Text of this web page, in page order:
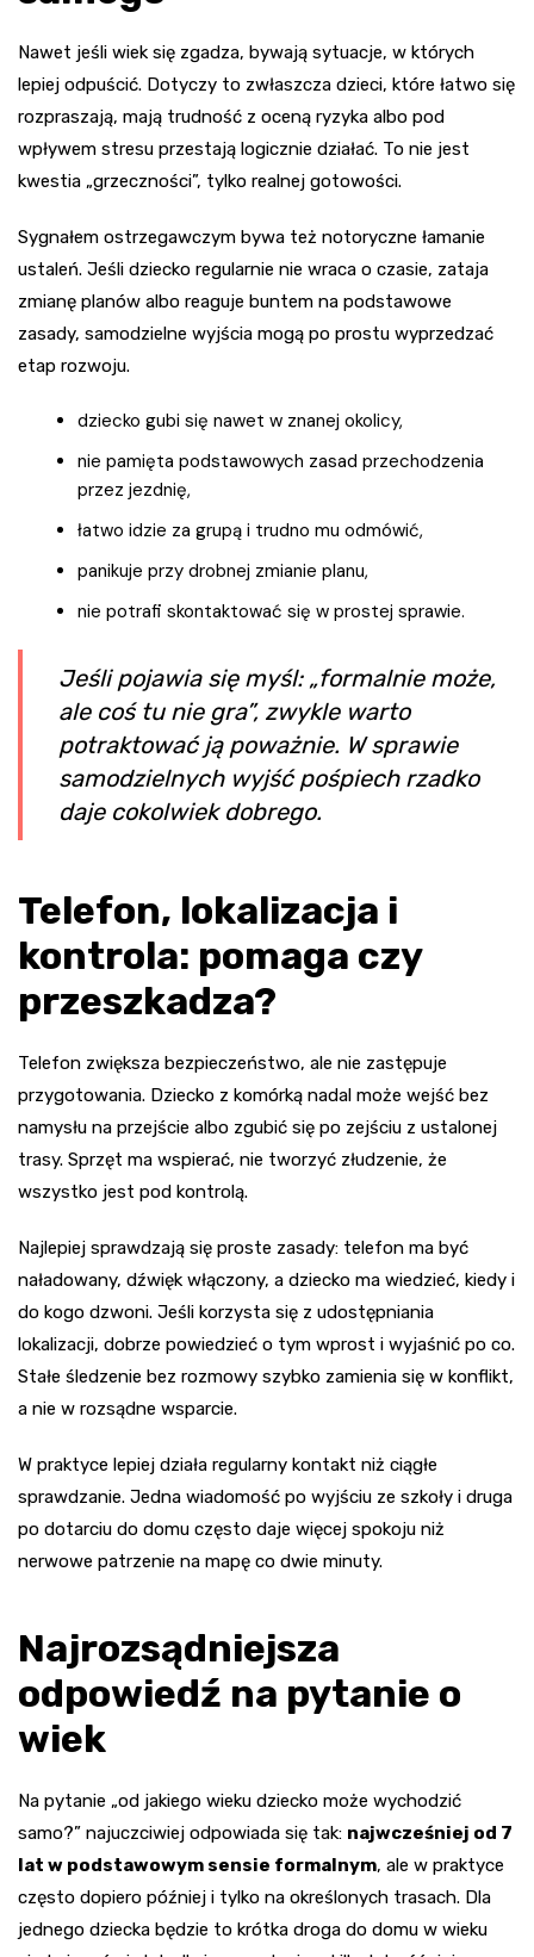
Nawet jeśli wiek się zgadza, bywają sytuacje, w których
lepiej odpuścić. Dotyczy to zwłaszcza dzieci, które łatwo się
rozpraszają, mają trudność z oceną ryzyka albo pod
wpływem stresu przestają logicznie działać. To nie jest
kwestia „grzeczności”, tylko realnej gotowości.
Sygnałem ostrzegawczym bywa też notoryczne łamanie
ustaleń. Jeśli dziecko regularnie nie wraca o czasie, zataja
zmianę planów albo reaguje buntem na podstawowe
zasady, samodzielne wyjścia mogą po prostu wyprzedzać
etap rozwoju.
dziecko gubi się nawet w znanej okolicy,
nie pamięta podstawowych zasad przechodzenia
przez jezdnię,
łatwo idzie za grupą i trudno mu odmówić,
panikuje przy drobnej zmianie planu,
nie potrafi skontaktować się w prostej sprawie.
Jeśli pojawia się myśl: „formalnie może,
ale coś tu nie gra”, zwykle warto
potraktować ją poważnie. W sprawie
samodzielnych wyjść pośpiech rzadko
daje cokolwiek dobrego.
Telefon, lokalizacja i
kontrola: pomaga czy
przeszkadza?
Telefon zwiększa bezpieczeństwo, ale nie zastępuje
przygotowania. Dziecko z komórką nadal może wejść bez
namysłu na przejście albo zgubić się po zejściu z ustalonej
trasy. Sprzęt ma wspierać, nie tworzyć złudzenie, że
wszystko jest pod kontrolą.
Najlepiej sprawdzają się proste zasady: telefon ma być
naładowany, dźwięk włączony, a dziecko ma wiedzieć, kiedy i
do kogo dzwoni. Jeśli korzysta się z udostępniania
lokalizacji, dobrze powiedzieć o tym wprost i wyjaśnić po co.
Stałe śledzenie bez rozmowy szybko zamienia się w konflikt,
a nie w rozsądne wsparcie.
W praktyce lepiej działa regularny kontakt niż ciągłe
sprawdzanie. Jedna wiadomość po wyjściu ze szkoły i druga
po dotarciu do domu często daje więcej spokoju niż
nerwowe patrzenie na mapę co dwie minuty.
Najrozsądniejsza
odpowiedź na pytanie o
wiek
Na pytanie „od jakiego wieku dziecko może wychodzić
samo?” najuczciwiej odpowiada się tak: najwcześniej od 7
lat w podstawowym sensie formalnym, ale w praktyce
często dopiero później i tylko na określonych trasach. Dla
jednego dziecka będzie to krótka droga do domu w wieku